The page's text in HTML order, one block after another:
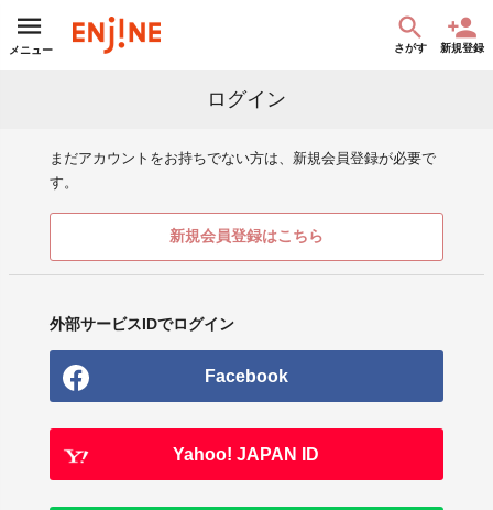
メニュー さがす 新規登録
ログイン
まだアカウントをお持ちでない方は、新規会員登録が必要で
す。
新規会員登録はこちら
外部サービスIDでログイン
Facebook
Yahoo! JAPAN ID